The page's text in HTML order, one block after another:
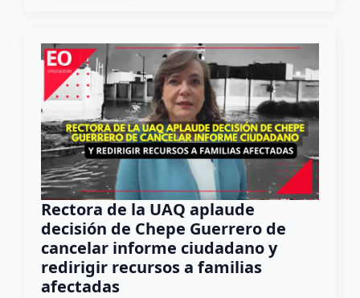
Rectora de la UAQ aplaude
decisión de Chepe Guerrero de
cancelar informe ciudadano y
redirigir recursos a familias
afectadas